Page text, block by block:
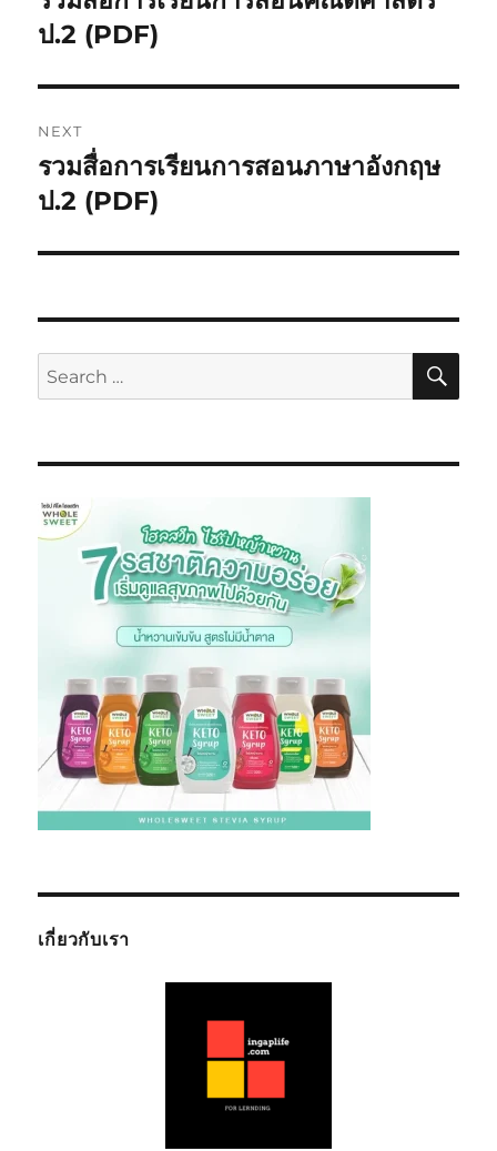
ป.2 (PDF)
NEXT
รวมสื่อการเรียนการสอนภาษาอังกฤษ
ป.2 (PDF)
เกี่ยวกับเรา